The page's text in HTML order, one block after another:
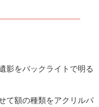
影をバックライトで明る
て額の種類をアクリルパ